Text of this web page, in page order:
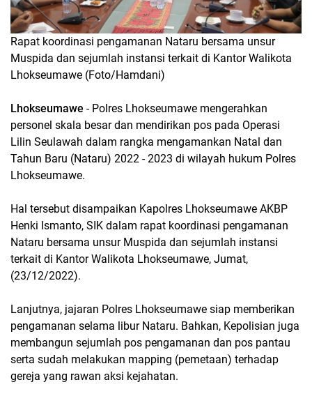
Rapat koordinasi pengamanan Nataru bersama unsur
Muspida dan sejumlah instansi terkait di Kantor Walikota
Lhokseumawe (Foto/Hamdani)
Lhokseumawe - Polres Lhokseumawe mengerahkan
personel skala besar dan mendirikan pos pada Operasi
Lilin Seulawah dalam rangka mengamankan Natal dan
Tahun Baru (Nataru) 2022 - 2023 di wilayah hukum Polres
Lhokseumawe.
Hal tersebut disampaikan Kapolres Lhokseumawe AKBP
Henki Ismanto, SIK dalam rapat koordinasi pengamanan
Nataru bersama unsur Muspida dan sejumlah instansi
terkait di Kantor Walikota Lhokseumawe, Jumat,
(23/12/2022).
Lanjutnya, jajaran Polres Lhokseumawe siap memberikan
pengamanan selama libur Nataru. Bahkan, Kepolisian juga
membangun sejumlah pos pengamanan dan pos pantau
serta sudah melakukan mapping (pemetaan) terhadap
gereja yang rawan aksi kejahatan.